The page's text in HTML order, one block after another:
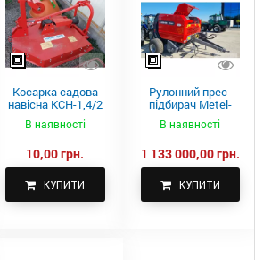
Косарка садова
навісна КСН-1,4/2
В наявності
10,00 грн.
КУПИТИ
Рулонний прес-
підбирач Metel-
Fach Z 587
В наявності
1 133 000,00 грн.
КУПИТИ